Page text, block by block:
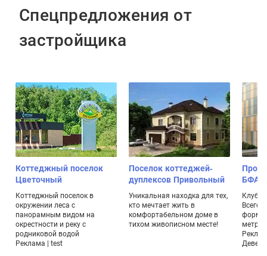
Спецпредложения от
застройщика
Коттеджный поселок
Цветочный
Коттеджный поселок в
окружении леса с
панорамным видом на
окрестности и реку с
родниковой водой
Реклама | test
Поселок коттеджей-
дуплексов Привольный
Уникальная находка для тех,
кто мечтает жить в
комфортабельном доме в
тихом живописном месте!
БФА-
Всего